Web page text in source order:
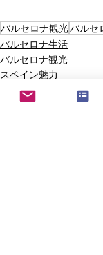
バルセロナ観光バルセ
バルセロナ生活
バルセロナ観光
スペイン魅力